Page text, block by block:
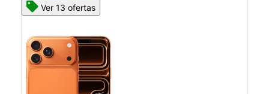
Ver 13 ofertas